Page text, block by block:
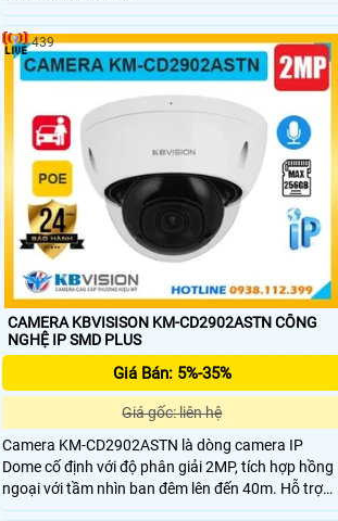
CAMERA KBVISISON KM-CD2902ASTN CÔNG
NGHỆ IP SMD PLUS
Giá Bán: 5%-35%
Giá gốc: liên hệ
Camera KM-CD2902ASTN là dòng camera IP
Dome cố định với độ phân giải 2MP, tích hợp hồng
ngoại với tầm nhìn ban đêm lên đến 40m. Hỗ trợ
giám sát thông minh với AI giúp phân loại và phát
439